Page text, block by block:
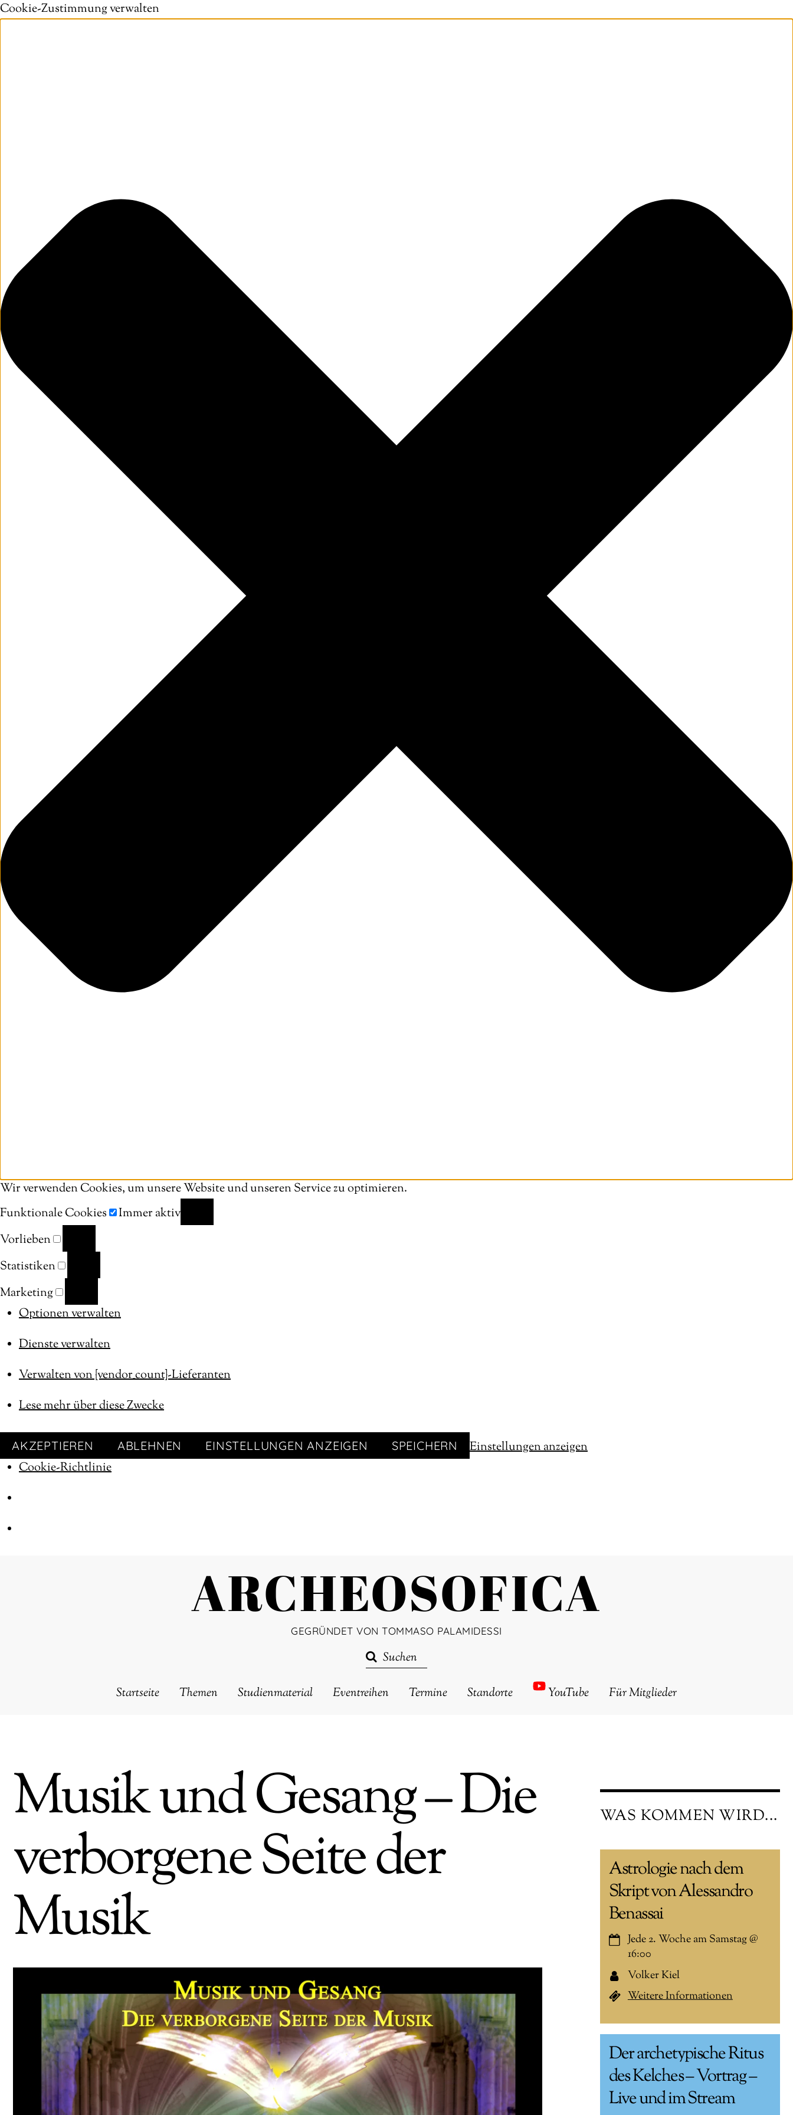
Cookie-Zustimmung verwalten
Wir verwenden Cookies, um unsere Website und unseren Service zu optimieren.
Funktionale Cookies
FUNKTIONALE
Immer aktiv
Vorlieben
VORLIEBEN
Statistiken
STATISTIKEN
Marketing
MARKETING
Optionen verwalten
Dienste verwalten
Verwalten von {vendor_count}-Lieferanten
Lese mehr über diese Zwecke
AKZEPTIEREN ABLEHNEN EINSTELLUNGEN ANZEIGEN SPEICHERN
Einstellungen anzeigen
Cookie-Richtlinie
ARCHEOSOFICA
GEGRÜNDET VON TOMMASO PALAMIDESSI
Startseite Themen Studienmaterial Eventreihen Termine Standorte YouTube Für Mitglieder
Musik und Gesang – Die
verborgene Seite der
Musik
WAS KOMMEN WIRD...
Astrologie nach dem
Skript von Alessandro
Benassai
Jede 2. Woche am Samstag@
16:00
Volker Kiel
Weitere Informationen
Der archetypische Ritus
des Kelches – Vortrag –
Live und im Stream